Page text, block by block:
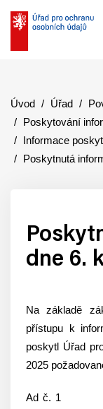
Úvod Úřad
Poskytování
Informace
Poskytnutá
dne 6.
Na základě
přístupu k
poskytl Úřad
2025
Ad č. 1